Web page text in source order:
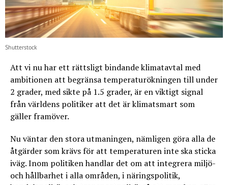
Shutterstock
Att vi nu har ett rättsligt bindande klimatavtal med
ambitionen att begränsa temperaturökningen till under
2 grader, med sikte på 1.5 grader, är en viktigt signal
från världens politiker att det är klimatsmart som
gäller framöver.
Nu väntar den stora utmaningen, nämligen göra alla de
åtgärder som krävs för att temperaturen inte ska sticka
iväg. Inom politiken handlar det om att integrera miljö-
och hållbarhet i alla områden, i näringspolitik,